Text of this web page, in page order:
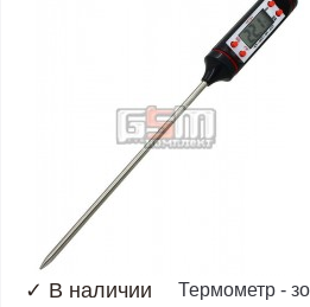
✓ В наличии
Термометр -